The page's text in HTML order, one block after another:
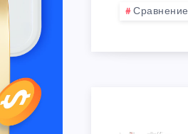
Сравнение